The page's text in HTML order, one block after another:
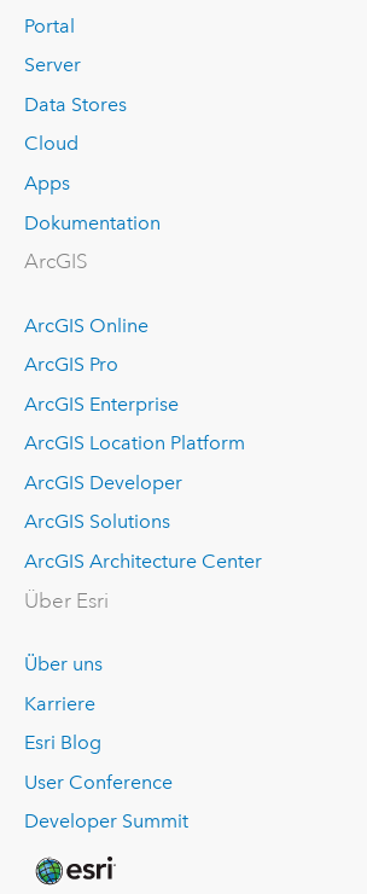
Portal
Server
Data Stores
Cloud
Apps
Dokumentation
ArcGIS
ArcGIS Online
ArcGIS Pro
ArcGIS Enterprise
ArcGIS Location Platform
ArcGIS Developer
ArcGIS Solutions
ArcGIS Architecture Center
Über Esri
Über uns
Karriere
Esri Blog
User Conference
Developer Summit